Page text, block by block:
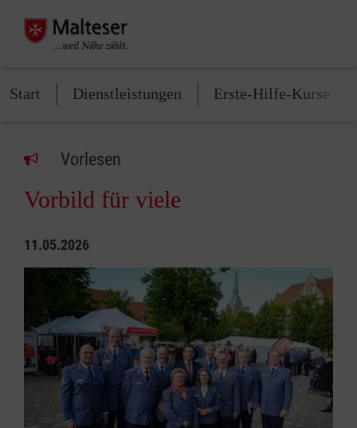
Start Dienstleistungen Erste-Hilfe-Kurse
Vorlesen
Vorbild für viele
11.05.2026